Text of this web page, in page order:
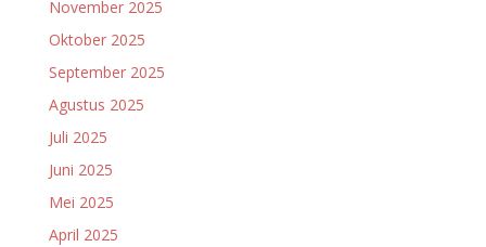
November 2025
Oktober 2025
September 2025
Agustus 2025
Juli 2025
Juni 2025
Mei 2025
April 2025